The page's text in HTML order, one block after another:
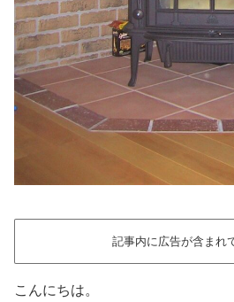
記事内に広告が含まれ
こんにちは。